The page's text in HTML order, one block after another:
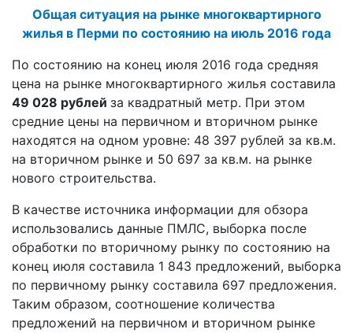
Общая ситуация на рынке многоквартирного
жилья в Перми по состоянию на июль 2016 года
По состоянию на конец июля 2016 года средняя
цена на рынке многоквартирного жилья составила
49 028 рублей за квадратный метр. При этом
средние цены на первичном и вторичном рынке
находятся на одном уровне: 48 397 рублей за кв.м.
на вторичном рынке и 50 697 за кв.м. на рынке
нового строительства.
В качестве источника информации для обзора
использовались данные ПМЛС, выборка после
обработки по вторичному рынку по состоянию на
конец июля составила 1 843 предложений, выборка
по первичному рынку составила 697 предложения.
Таким образом, соотношение количества
предложений на первичном и вторичном рынке